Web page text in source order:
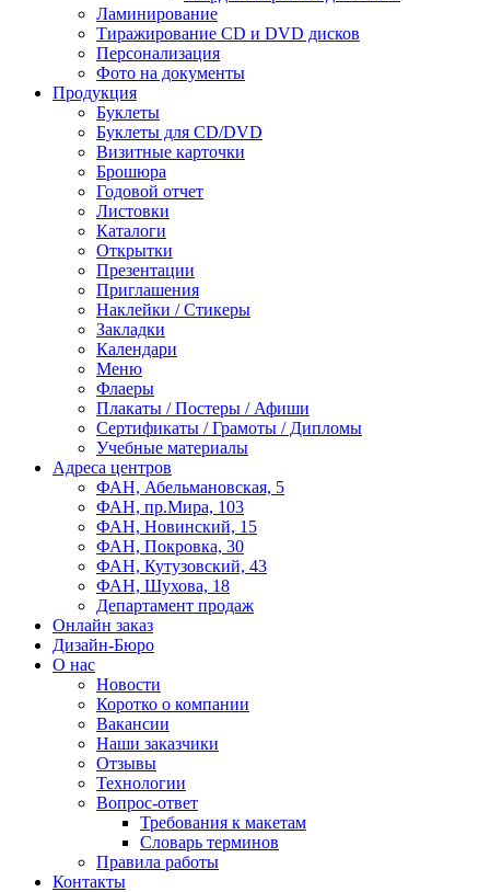
Ламинирование
Тиражирование CD и DVD дисков
Персонализация
Фото на документы
Продукция
Буклеты
Буклеты для CD/DVD
Визитные карточки
Брошюра
Годовой отчет
Листовки
Каталоги
Открытки
Презентации
Приглашения
Наклейки / Стикеры
Закладки
Календари
Меню
Флаеры
Плакаты / Постеры / Афиши
Сертификаты / Грамоты / Дипломы
Учебные материалы
Адреса центров
ФАН, Абельмановская, 5
ФАН, пр.Мира, 103
ФАН, Новинский, 15
ФАН, Покровка, 30
ФАН, Кутузовский, 43
ФАН, Шухова, 18
Департамент продаж
Онлайн заказ
Дизайн-Бюро
О нас
Новости
Коротко о компании
Вакансии
Наши заказчики
Отзывы
Технологии
Вопрос-ответ
Требования к макетам
Словарь терминов
Правила работы
Контакты